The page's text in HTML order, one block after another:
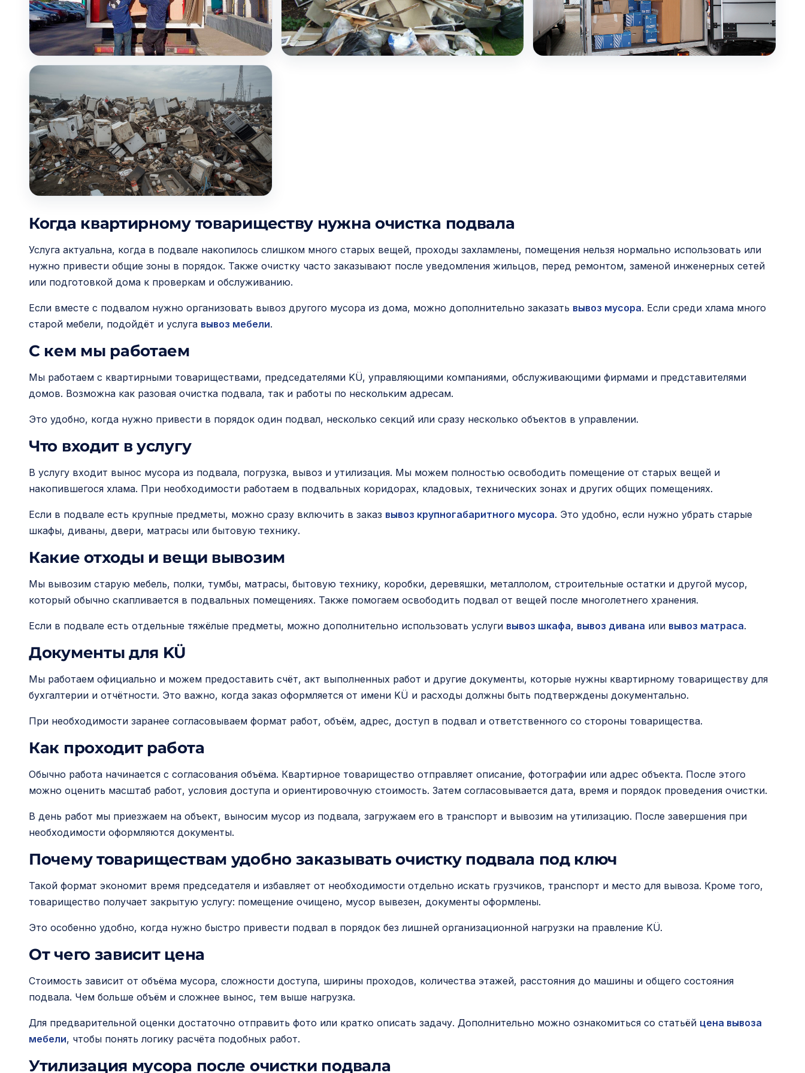
Когда квартирному товариществу нужна очистка подвала
Услуга актуальна, когда в подвале накопилось слишком много старых вещей, проходы захламлены, помещения нельзя нормально использовать или
нужно привести общие зоны в порядок. Также очистку часто заказывают после уведомления жильцов, перед ремонтом, заменой инженерных сетей
или подготовкой дома к проверкам и обслуживанию.
Если вместе с подвалом нужно организовать вывоз другого мусора из дома, можно дополнительно заказать вывоз мусора. Если среди хлама много
старой мебели, подойдёт и услуга вывоз мебели.
С кем мы работаем
Мы работаем с квартирными товариществами, председателями KÜ, управляющими компаниями, обслуживающими фирмами и представителями
домов. Возможна как разовая очистка подвала, так и работы по нескольким адресам.
Это удобно, когда нужно привести в порядок один подвал, несколько секций или сразу несколько объектов в управлении.
Что входит в услугу
В услугу входит вынос мусора из подвала, погрузка, вывоз и утилизация. Мы можем полностью освободить помещение от старых вещей и
накопившегося хлама. При необходимости работаем в подвальных коридорах, кладовых, технических зонах и других общих помещениях.
Если в подвале есть крупные предметы, можно сразу включить в заказ вывоз крупногабаритного мусора. Это удобно, если нужно убрать старые
шкафы, диваны, двери, матрасы или бытовую технику.
Какие отходы и вещи вывозим
Мы вывозим старую мебель, полки, тумбы, матрасы, бытовую технику, коробки, деревяшки, металлолом, строительные остатки и другой мусор,
который обычно скапливается в подвальных помещениях. Также помогаем освободить подвал от вещей после многолетнего хранения.
Если в подвале есть отдельные тяжёлые предметы, можно дополнительно использовать услуги вывоз шкафа, вывоз дивана или вывоз матраса.
Документы для KÜ
Мы работаем официально и можем предоставить счёт, акт выполненных работ и другие документы, которые нужны квартирному товариществу для
бухгалтерии и отчётности. Это важно, когда заказ оформляется от имени KÜ и расходы должны быть подтверждены документально.
При необходимости заранее согласовываем формат работ, объём, адрес, доступ в подвал и ответственного со стороны товарищества.
Как проходит работа
Обычно работа начинается с согласования объёма. Квартирное товарищество отправляет описание, фотографии или адрес объекта. После этого
можно оценить масштаб работ, условия доступа и ориентировочную стоимость. Затем согласовывается дата, время и порядок проведения очистки.
В день работ мы приезжаем на объект, выносим мусор из подвала, загружаем его в транспорт и вывозим на утилизацию. После завершения при
необходимости оформляются документы.
Почему товариществам удобно заказывать очистку подвала под ключ
Такой формат экономит время председателя и избавляет от необходимости отдельно искать грузчиков, транспорт и место для вывоза. Кроме того,
товарищество получает закрытую услугу: помещение очищено, мусор вывезен, документы оформлены.
Это особенно удобно, когда нужно быстро привести подвал в порядок без лишней организационной нагрузки на правление KÜ.
От чего зависит цена
Стоимость зависит от объёма мусора, сложности доступа, ширины проходов, количества этажей, расстояния до машины и общего состояния
подвала. Чем больше объём и сложнее вынос, тем выше нагрузка.
Для предварительной оценки достаточно отправить фото или кратко описать задачу. Дополнительно можно ознакомиться со статьёй цена вывоза
мебели, чтобы понять логику расчёта подобных работ.
Утилизация мусора после очистки подвала